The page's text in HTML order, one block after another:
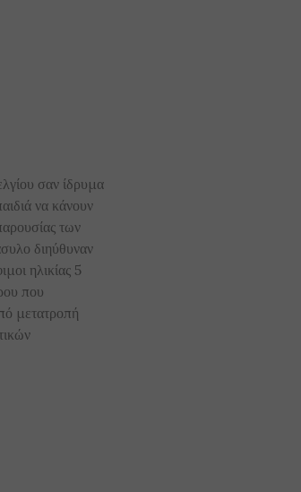
σαν ίδρυμα
να κάνουν
των
διηύθυναν
ηλικίας 5
που
μετατροπή